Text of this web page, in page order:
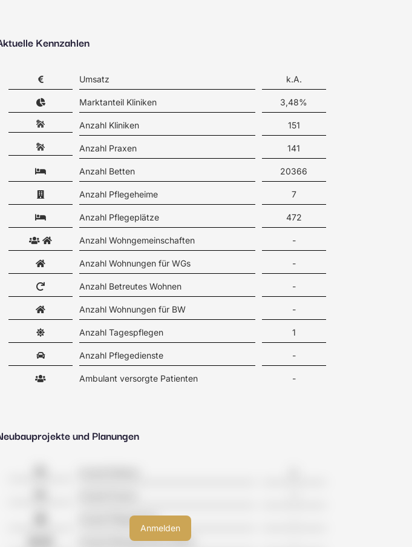
Kennzahlen
Umsatz k.A.
Marktanteil Kliniken 3,48%
Anzahl Kliniken 151
Anzahl Praxen 141
Anzahl Betten 20366
Anzahl Pflegeheime 7
Anzahl Pflegeplätze 472
Anzahl Wohngemeinschaften -
Anzahl Wohnungen für WGs -
Anzahl Betreutes Wohnen -
Anzahl Wohnungen für BW -
Anzahl Tagespflegen 1
Anzahl Pflegedienste -
Ambulant versorgte Patienten -
und Planungen
Anzahl Pflegeheime
Anzahl Wohngemeinschaften